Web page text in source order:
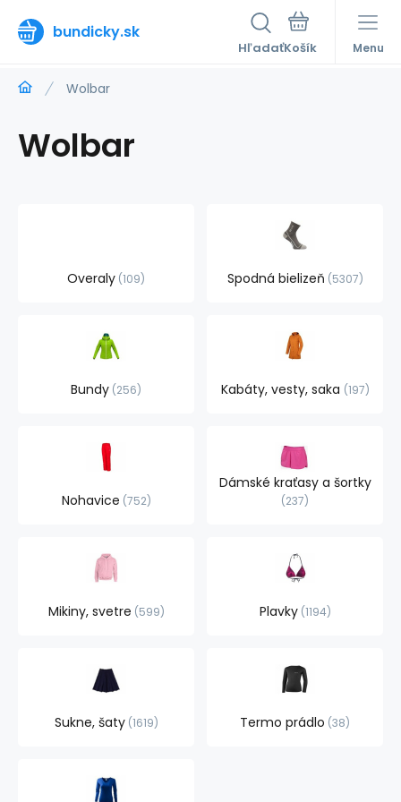
bundicky.sk
Hľadať Menu
Wolbar
Wolbar
Overaly 109 Spodná bielizeň 5307
Bundy 256 Kabáty, vesty, saka 197
Nohavice 752
Dámské kraťasy a šortky
237
Mikiny, svetre 599 Plavky 1194
Sukne, šaty 1619 Termo prádlo 38